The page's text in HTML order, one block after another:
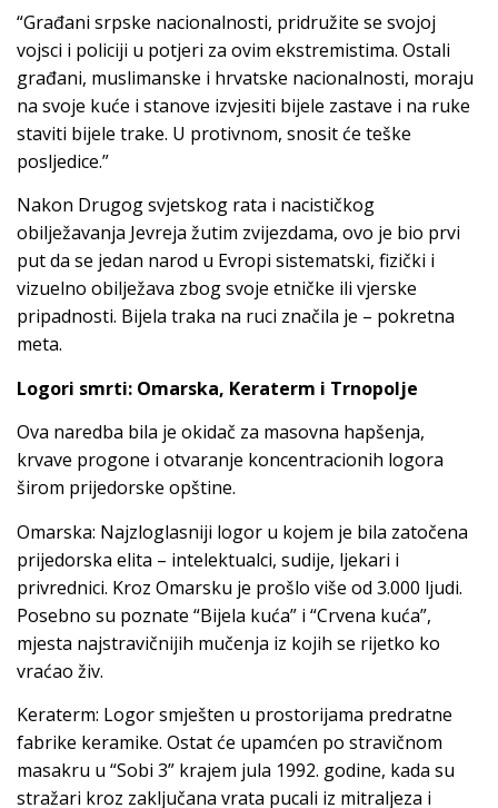
“Građani srpske nacionalnosti, pridružite se svojoj
vojsci i policiji u potjeri za ovim ekstremistima. Ostali
građani, muslimanske i hrvatske nacionalnosti, moraju
na svoje kuće i stanove izvjesiti bijele zastave i na ruke
staviti bijele trake. U protivnom, snosit će teške
posljedice.”
Nakon Drugog svjetskog rata i nacističkog
obilježavanja Jevreja žutim zvijezdama, ovo je bio prvi
put da se jedan narod u Evropi sistematski, fizički i
vizuelno obilježava zbog svoje etničke ili vjerske
pripadnosti. Bijela traka na ruci značila je – pokretna
meta.
Logori smrti: Omarska, Keraterm i Trnopolje
Ova naredba bila je okidač za masovna hapšenja,
krvave progone i otvaranje koncentracionih logora
širom prijedorske opštine.
Omarska: Najzloglasniji logor u kojem je bila zatočena
prijedorska elita – intelektualci, sudije, ljekari i
privrednici. Kroz Omarsku je prošlo više od 3.000 ljudi.
Posebno su poznate “Bijela kuća” i “Crvena kuća”,
mjesta najstravičnijih mučenja iz kojih se rijetko ko
vraćao živ.
Keraterm: Logor smješten u prostorijama predratne
fabrike keramike. Ostat će upamćen po stravičnom
masakru u “Sobi 3” krajem jula 1992. godine, kada su
stražari kroz zaključana vrata pucali iz mitraljeza i